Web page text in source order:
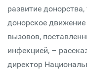
развитие
донорское
вызовов,
инфекцией, –
директор